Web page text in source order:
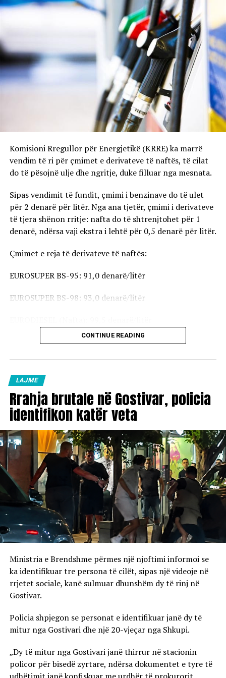
Komisioni Rregullor për Energjetikë (KRRE) ka marrë
vendim të ri për çmimet e derivateve të naftës, të cilat
do të pësojnë ulje dhe ngritje, duke filluar nga mesnata.
Sipas vendimit të fundit, çmimi i benzinave do të ulet
për 2 denarë për litër. Nga ana tjetër, çmimi i derivateve
të tjera shënon rritje: nafta do të shtrenjtohet për 1
denarë, ndërsa vaji ekstra i lehtë për 0,5 denarë për litër.
Çmimet e reja të derivateve të naftës:
EUROSUPER BS-95: 91,0 denarë/litër
EUROSUPER BS-98: 93,0 denarë/litër
Vaji ekstra i lehtë (EL-1): 98,5 denarë/litër
vlejnë në të gjitha pikat e karburanteve në vend.
CONTINUE READING
LAJME
Rrahja brutale në Gostivar, policia
identifikon katër veta
Ministria e Brendshme përmes një njoftimi informoi se
ka identifikuar tre persona të cilët, sipas një videoje në
rrjetet sociale, kanë sulmuar dhunshëm dy të rinj në
Gostivar.
Policia shpjegon se personat e identifikuar janë dy të
mitur nga Gostivari dhe një 20-vjeçar nga Shkupi.
„Dy të mitur nga Gostivari janë thirrur në stacionin
policor për bisedë zyrtare, ndërsa dokumentet e tyre të